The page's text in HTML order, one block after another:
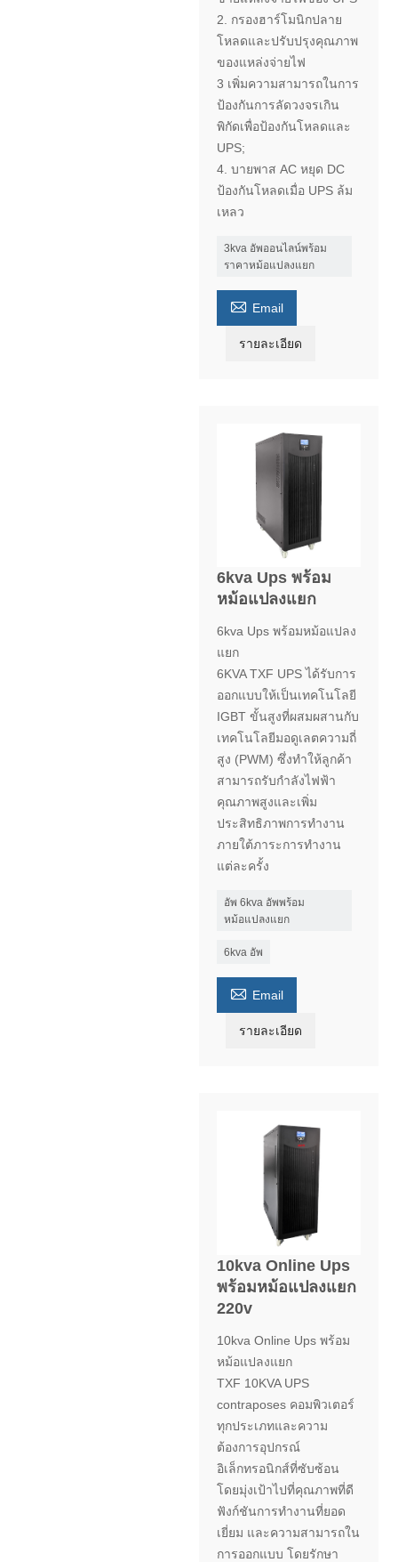
2. กรองฮาร์โมนิกปลาย
โหลดและปรับปรุงคุณภาพ
ของแหล่งจ่ายไฟ
3 เพิ่มความสามารถในการ
ป้องกันการลัดวงจรเกิน
พิกัดเพื่อป้องกันโหลดและ
UPS;
4. บายพาส AC หยุด DC
ป้องกันโหลดเมื่อ UPS ล้ม
เหลว
3kva อัพออนไลน์พร้อม
ราคาหม้อแปลงแยก
 Email
รายละเอียด
6kva Ups พร้อม
หม้อแปลงแยก
6kva Ups พร้อมหม้อแปลง
แยก
6KVA TXF UPS ได้รับการ
ออกแบบให้เป็นเทคโนโลยี
IGBT ขั้นสูงที่ผสมผสานกับ
เทคโนโลยีมอดูเลตความถี่
สูง (PWM) ซึ่งทำให้ลูกค้า
สามารถรับกำลังไฟฟ้า
คุณภาพสูงและเพิ่ม
ประสิทธิภาพการทำงาน
ภายใต้ภาระการทำงาน
แต่ละครั้ง
อัพ 6kva อัพพร้อม
หม้อแปลงแยก
6kva อัพ
 Email
รายละเอียด
10kva Online Ups
พร้อมหม้อแปลงแยก
220v
10kva Online Ups พร้อม
หม้อแปลงแยก
TXF 10KVA UPS
contraposes คอมพิวเตอร์
ทุกประเภทและความ
ต้องการอุปกรณ์
อิเล็กทรอนิกส์ที่ซับซ้อน
โดยมุ่งเป้าไปที่คุณภาพที่ดี
ฟังก์ชันการทำงานที่ยอด
เยี่ยม และความสามารถใน
การออกแบบ โดยรักษา